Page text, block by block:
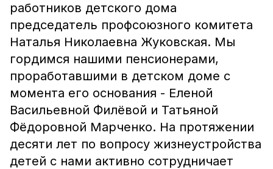
работников детского дома
председатель профсоюзного комитета
Наталья Николаевна Жуковская. Мы
гордимся нашими пенсионерами,
проработавшими в детском доме с
момента его основания - Еленой
Васильевной Филёвой и Татьяной
Фёдоровной Марченко. На протяжении
десяти лет по вопросу жизнеустройства
детей с нами активно сотрудничает